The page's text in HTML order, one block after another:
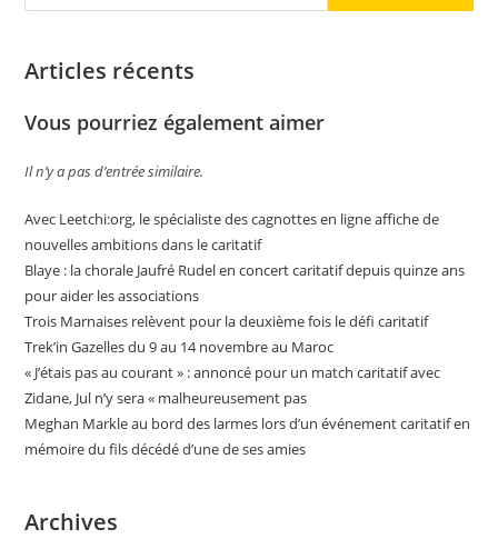
Articles récents
Vous pourriez également aimer
Il n’y a pas d’entrée similaire.
Avec Leetchi:org, le spécialiste des cagnottes en ligne affiche de
nouvelles ambitions dans le caritatif
Blaye : la chorale Jaufré Rudel en concert caritatif depuis quinze ans
pour aider les associations
Trois Marnaises relèvent pour la deuxième fois le défi caritatif
Trek’in Gazelles du 9 au 14 novembre au Maroc
« J’étais pas au courant » : annoncé pour un match caritatif avec
Zidane, Jul n’y sera « malheureusement pas
Meghan Markle au bord des larmes lors d’un événement caritatif en
mémoire du fils décédé d’une de ses amies
Archives